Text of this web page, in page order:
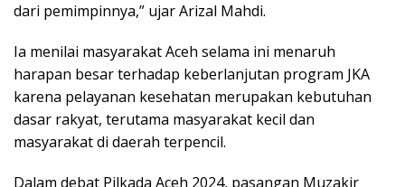
dari pemimpinnya,” ujar Arizal Mahdi.
Ia menilai masyarakat Aceh selama ini menaruh
harapan besar terhadap keberlanjutan program JKA
karena pelayanan kesehatan merupakan kebutuhan
dasar rakyat, terutama masyarakat kecil dan
masyarakat di daerah terpencil.
Dalam debat Pilkada Aceh 2024, pasangan Muzakir